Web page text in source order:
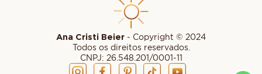
Ana Cristi Beier - Copyright © 2024
Todos os direitos reservados.
CNPJ: 26.548.201/0001-11